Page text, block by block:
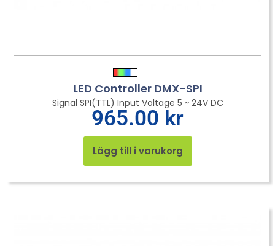
LED Controller DMX-SPI
Signal SPI(TTL) Input Voltage 5 ~ 24V DC
965.00 kr
Lägg till i varukorg